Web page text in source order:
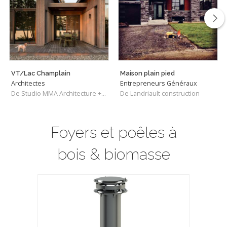
VT/Lac Champlain
Architectes
De Studio MMA Architecture + Design
Maison plain pied
Entrepreneurs Généraux
De Landriault construction
Foyers et poêles à
bois & biomasse